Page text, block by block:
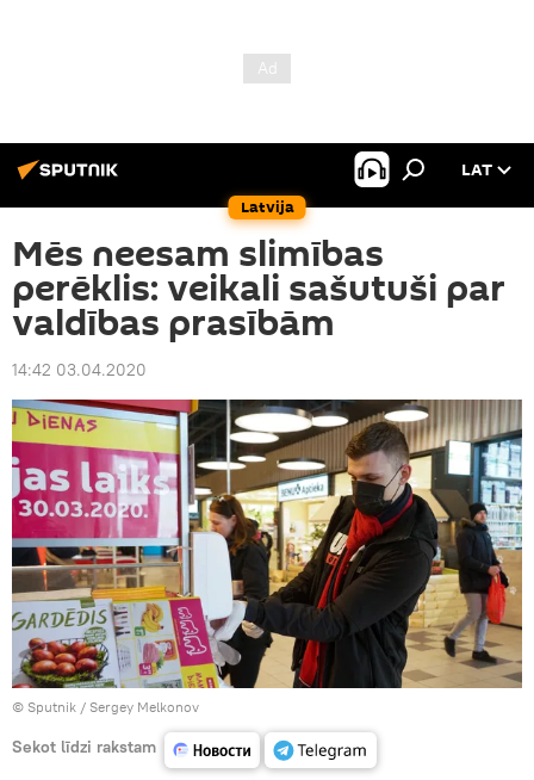
Latvija
LAT
Mēs neesam slimības
perēklis: veikali sašutuši par
valdības prasībām
14:42 03.04.2020
© Sputnik / Sergey Melkonov
Sekot līdzi rakstam